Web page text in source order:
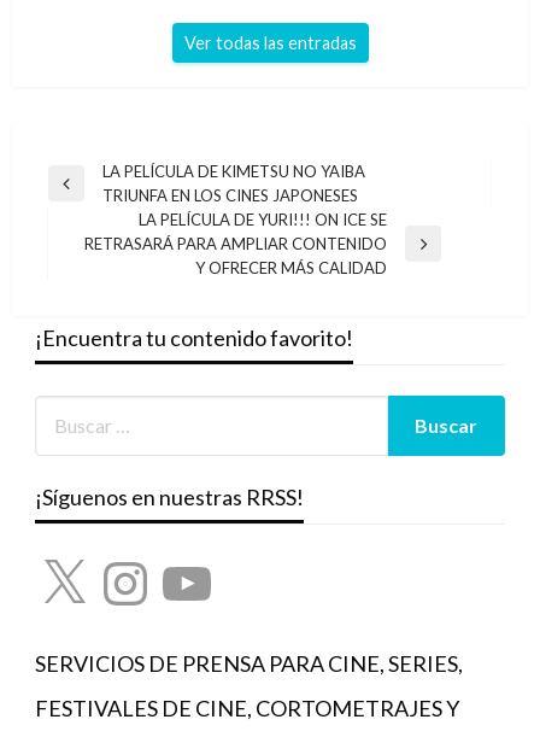
Ver todas las entradas
Navegación
entradas
Entrada
LA PELÍCULA DE KIMETSU NO YAIBA
TRIUNFA EN LOS CINES JAPONESES
Entrada
LA PELÍCULA DE YURI!!! ON ICE SE
RETRASARÁ PARA AMPLIAR CONTENIDO
Y OFRECER MÁS CALIDAD
¡Encuentra tu contenido favorito!
¡Síguenos en nuestras RRSS!
X InstagramYouTube
SERVICIOS DE PRENSA PARA CINE, SERIES,
FESTIVALES DE CINE, CORTOMETRAJES Y